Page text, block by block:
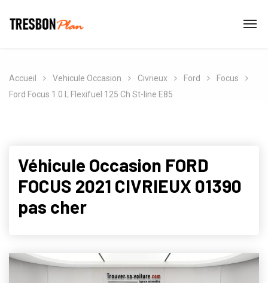
Accueil Vehicule Occasion Civrieux Ford
Focus
Ford Focus 1.0 L Flexifuel 125 Ch St-line E85
Véhicule Occasion FORD
FOCUS 2021 CIVRIEUX 01390
pas cher